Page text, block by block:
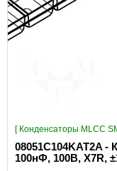
[ Конденсаторы MLCC
08051C104KAT2A -
100нФ, 100В, X7R,